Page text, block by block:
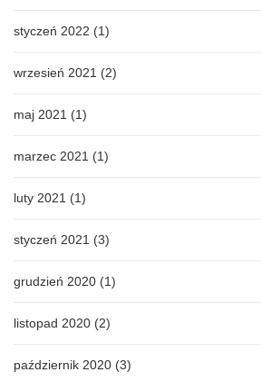
styczeń 2022 (1)
wrzesień 2021 (2)
maj 2021 (1)
marzec 2021 (1)
luty 2021 (1)
styczeń 2021 (3)
grudzień 2020 (1)
listopad 2020 (2)
październik 2020 (3)